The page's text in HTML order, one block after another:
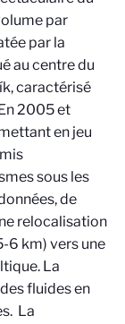
par
par la
au centre du
caractérisé
2005 et
en jeu
sous les
de
relocalisation
6 km) vers une
La
fluides en
La